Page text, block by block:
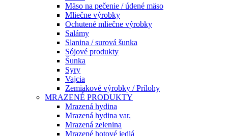
Mäso na pečenie / údené mäso
Mliečne výrobky
Ochutené mliečne výrobky
Salámy
Slanina / surová šunka
Sójové produkty
Šunka
Syry
Vajcia
Zemiakové výrobky / Prílohy
MRAZENÉ PRODUKTY
Mrazená hydina
Mrazená hydina var.
Mrazená zelenina
Mrazené hotové jedlá